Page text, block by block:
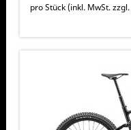
pro Stück (inkl. MwSt. zzgl.